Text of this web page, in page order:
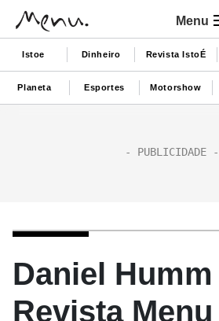
Menu
Istoe Dinheiro Revista IstoÉ
Planeta Esportes Motorshow
Daniel Humm
Revista Menu